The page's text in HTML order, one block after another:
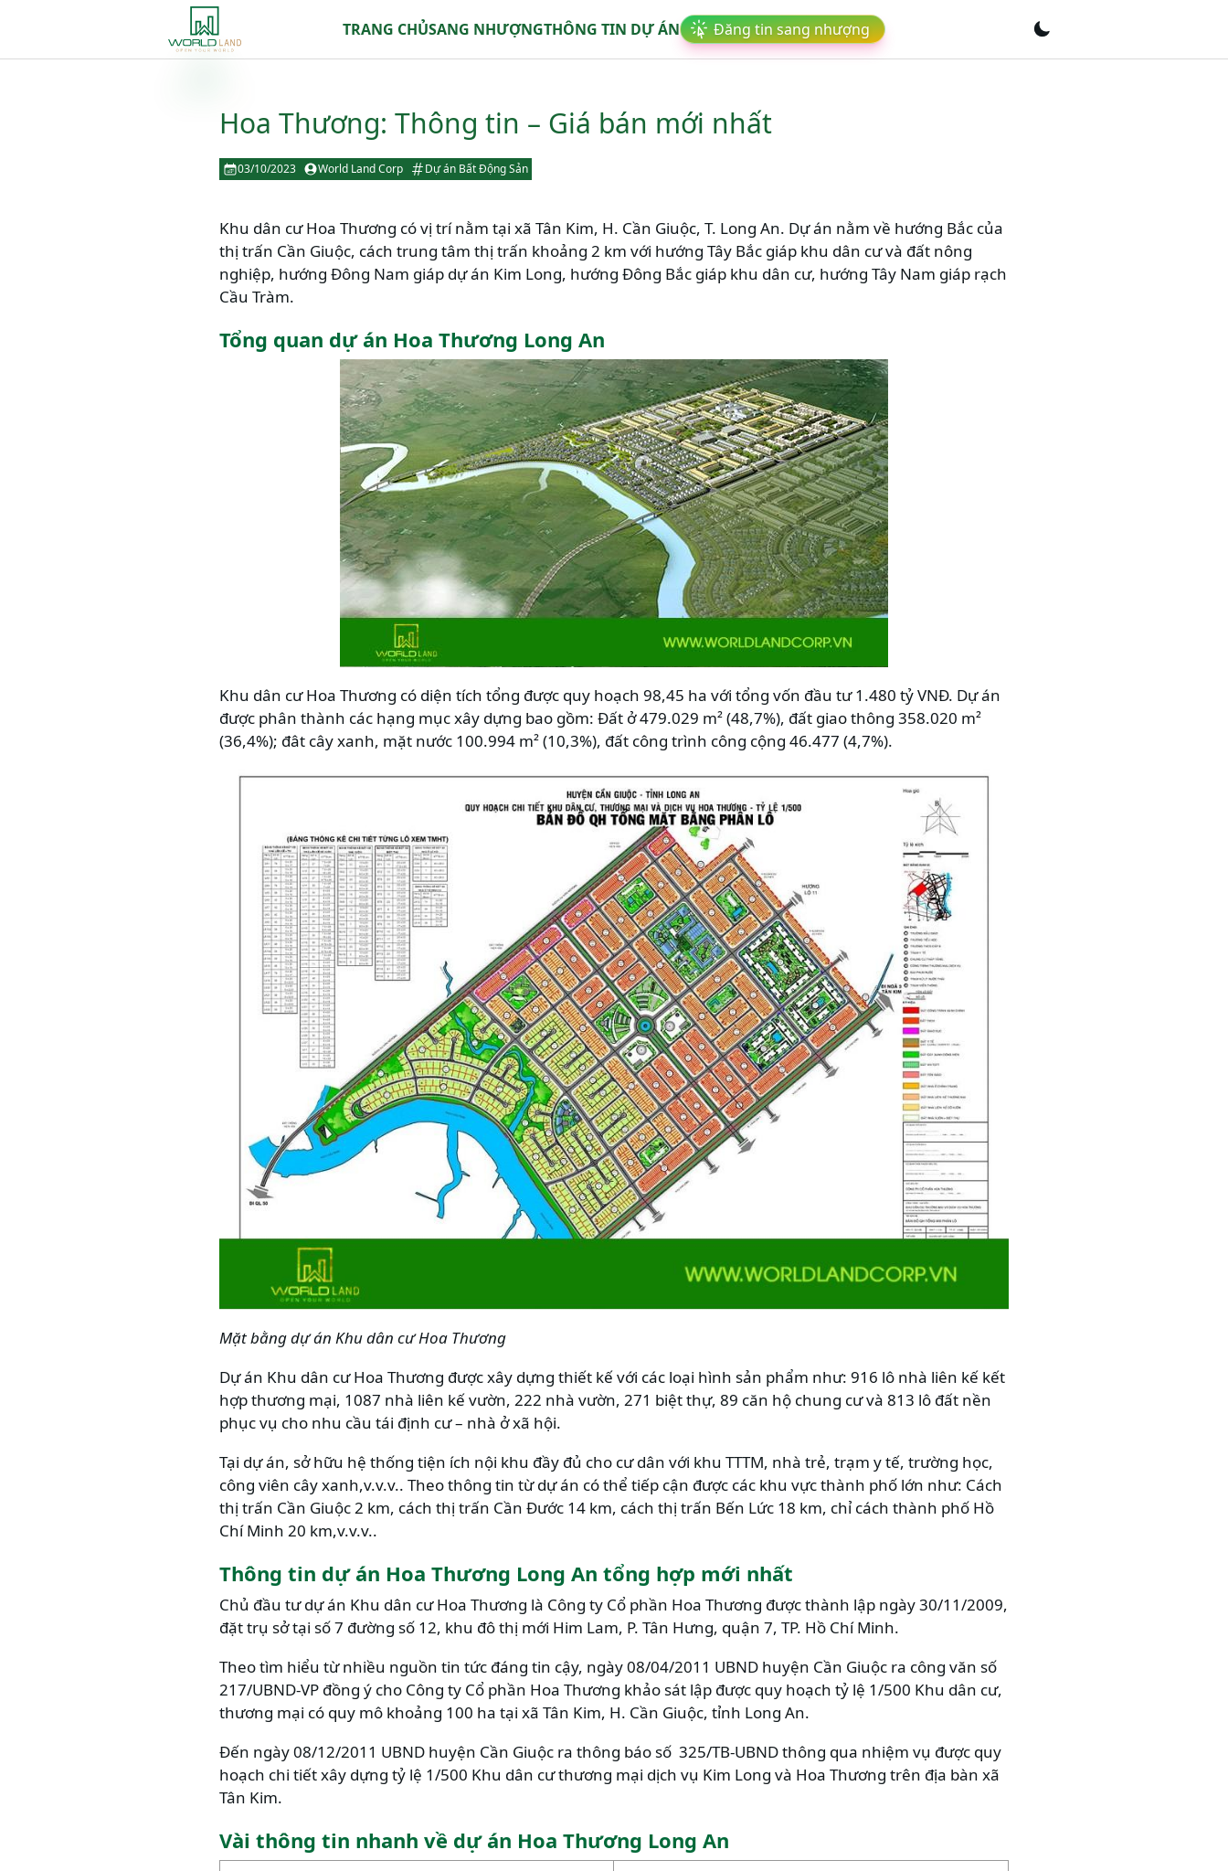
TRANG CHỦSANG NHƯỢNGTHÔNG TIN DỰ ÁN Đăng tin sang nhượng
Hoa Thương: Thông tin – Giá bán mới nhất
03/10/2023 World Land Corp Dự án Bất Động Sản
Khu dân cư Hoa Thương có vị trí nằm tại xã Tân Kim, H. Cần Giuộc, T. Long An. Dự án nằm về hướng Bắc của
thị trấn Cần Giuộc, cách trung tâm thị trấn khoảng 2 km với hướng Tây Bắc giáp khu dân cư và đất nông
nghiệp, hướng Đông Nam giáp dự án Kim Long, hướng Đông Bắc giáp khu dân cư, hướng Tây Nam giáp rạch
Cầu Tràm.
Tổng quan dự án Hoa Thương Long An
Khu dân cư Hoa Thương có diện tích tổng được quy hoạch 98,45 ha với tổng vốn đầu tư 1.480 tỷ VNĐ. Dự án
được phân thành các hạng mục xây dựng bao gồm: Đất ở 479.029 m² (48,7%), đất giao thông 358.020 m²
(36,4%); đât cây xanh, mặt nước 100.994 m² (10,3%), đất công trình công cộng 46.477 (4,7%).
Mặt bằng dự án Khu dân cư Hoa Thương
Dự án Khu dân cư Hoa Thương được xây dựng thiết kế với các loại hình sản phẩm như: 916 lô nhà liên kế kết
hợp thương mại, 1087 nhà liên kế vườn, 222 nhà vườn, 271 biệt thự, 89 căn hộ chung cư và 813 lô đất nền
phục vụ cho nhu cầu tái định cư – nhà ở xã hội.
Tại dự án, sở hữu hệ thống tiện ích nội khu đầy đủ cho cư dân với khu TTTM, nhà trẻ, trạm y tế, trường học,
công viên cây xanh,v.v.v.. Theo thông tin từ dự án có thể tiếp cận được các khu vực thành phố lớn như: Cách
thị trấn Cần Giuộc 2 km, cách thị trấn Cần Đước 14 km, cách thị trấn Bến Lức 18 km, chỉ cách thành phố Hồ
Chí Minh 20 km,v.v.v..
Thông tin dự án Hoa Thương Long An tổng hợp mới nhất
Chủ đầu tư dự án Khu dân cư Hoa Thương là Công ty Cổ phần Hoa Thương được thành lập ngày 30/11/2009,
đặt trụ sở tại số 7 đường số 12, khu đô thị mới Him Lam, P. Tân Hưng, quận 7, TP. Hồ Chí Minh.
Theo tìm hiểu từ nhiều nguồn tin tức đáng tin cậy, ngày 08/04/2011 UBND huyện Cần Giuộc ra công văn số
217/UBND-VP đồng ý cho Công ty Cổ phần Hoa Thương khảo sát lập được quy hoạch tỷ lệ 1/500 Khu dân cư,
thương mại có quy mô khoảng 100 ha tại xã Tân Kim, H. Cần Giuộc, tỉnh Long An.
Đến ngày 08/12/2011 UBND huyện Cần Giuộc ra thông báo số 325/TB-UBND thông qua nhiệm vụ được quy
hoạch chi tiết xây dựng tỷ lệ 1/500 Khu dân cư thương mại dịch vụ Kim Long và Hoa Thương trên địa bàn xã
Tân Kim.
Vài thông tin nhanh về dự án Hoa Thương Long An